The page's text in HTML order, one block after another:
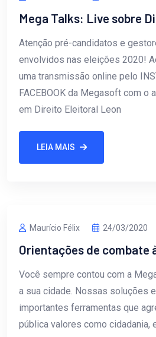
Mega Talks: Live sobre
Atenção pré-candidatos e
envolvidos nas eleições 2020!
uma transmissão online pelo
FACEBOOK da Megasoft com o
em Direito Eleitoral Leon
LEIA MAIS
Maurício Félix 24/03/2020
Orientações de combate
Você sempre contou com a
a sua cidade. Nossas soluções
importantes ferramentas que
pública valores como cidadania,